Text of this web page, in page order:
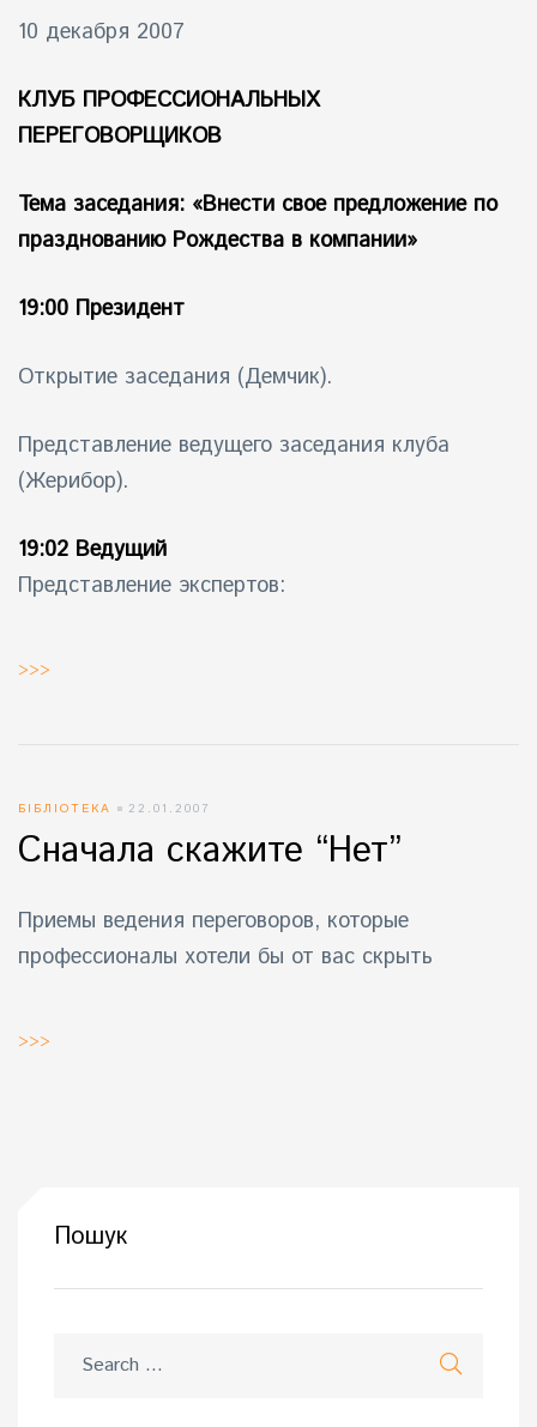
10 декабря 2007
КЛУБ ПРОФЕССИОНАЛЬНЫХ
ПЕРЕГОВОРЩИКОВ
Тема заседания: «Внести свое предложение по
празднованию Рождества в компании»
19:00 Президент
Открытие заседания (Демчик).
Представление ведущего заседания клуба
(Жерибор).
19:02 Ведущий
Представление экспертов:
>>>
БІБЛІОТЕКА 22.01.2007
Сначала скажите “Нет”
Приемы ведения переговоров, которые
профессионалы хотели бы от вас скрыть
>>>
Пошук